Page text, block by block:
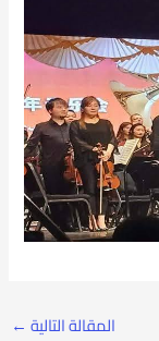
المقالة التالية ←